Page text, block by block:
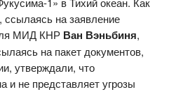
ссылаясь на заявление
МИД КНР Ван Вэньбиня,
на пакет документов,
утверждали, что
не представляет угрозы